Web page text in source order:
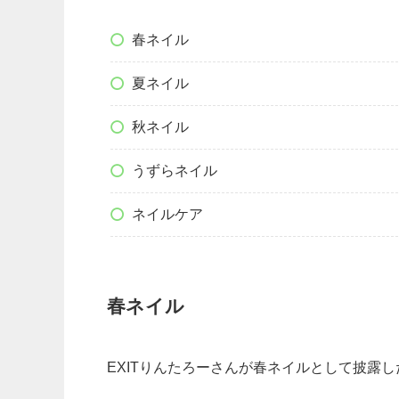
春ネイル
夏ネイル
秋ネイル
うずらネイル
ネイルケア
春ネイル
EXITりんたろーさんが春ネイルとして披露し